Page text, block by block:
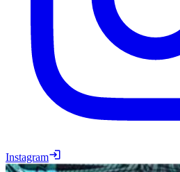
Instagram